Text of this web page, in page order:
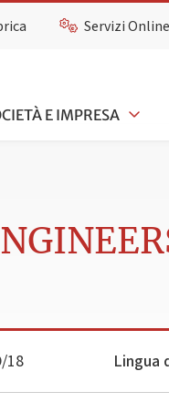
Servizi Online
E IMPRESA
18 Lingua